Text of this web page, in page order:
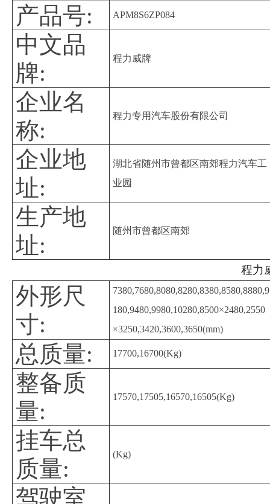
产品号: APM8S6ZP084
中文品
牌:
程力威牌
企业名
称:
程力专用汽车股份有限公司
企业地
址:
湖北省随州市曾都区南郊程力汽车工
业园
生产地
址:
随州市曾都区南郊
程力
外形尺
寸:
7380,7680,8080,8280,8380,8580,8880,9
180,9480,9980,10280,8500×2480,2550
×3250,3420,3600,3650(mm)
总质量: 17700,16700(Kg)
整备质
量:
17570,17505,16570,16505(Kg)
挂车总
质量:
(Kg)
驾驶室